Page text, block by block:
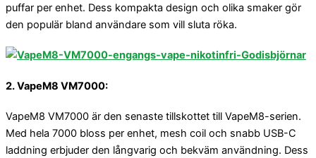
puffar per enhet. Dess kompakta design och olika smaker gör
den populär bland användare som vill sluta röka.
2. VapeM8 VM7000:
VapeM8 VM7000 är den senaste tillskottet till VapeM8-serien.
Med hela 7000 bloss per enhet, mesh coil och snabb USB-C
laddning erbjuder den långvarig och bekväm användning. Dess